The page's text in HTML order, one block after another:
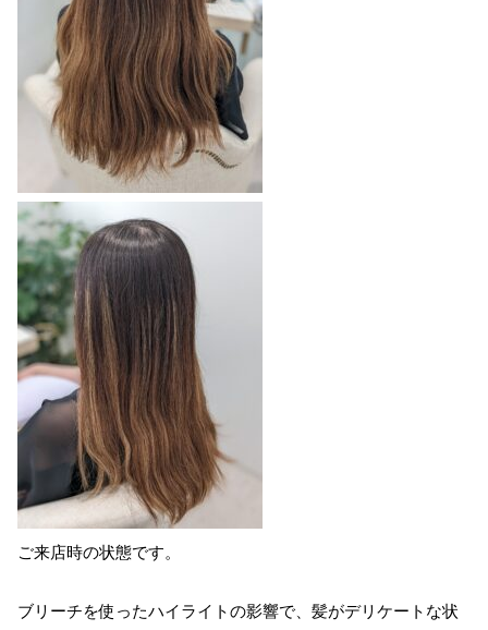
ご来店時の状態です。
ブリーチを使ったハイライトの影響で、髪がデリケートな状